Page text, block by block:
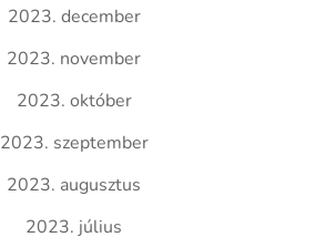
2023. december
2023. november
2023. október
2023. szeptember
2023. augusztus
2023. július